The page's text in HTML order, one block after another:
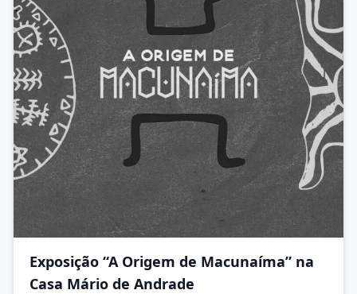
Exposição “A Origem de Macunaíma” na
Casa Mário de Andrade